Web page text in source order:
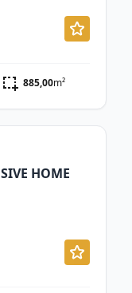
885,00m²
HOME